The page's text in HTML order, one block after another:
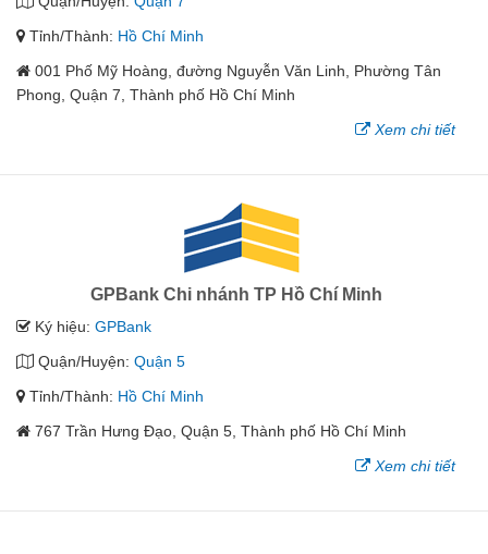
Tỉnh/Thành: Hồ Chí Minh
001 Phố Mỹ Hoàng, đường Nguyễn Văn Linh, Phường Tân
Phong, Quận 7, Thành phố Hồ Chí Minh
Xem chi tiết
GPBank Chi nhánh TP Hồ Chí Minh
Ký hiệu: GPBank
Quận/Huyện: Quận 5
Tỉnh/Thành: Hồ Chí Minh
767 Trần Hưng Đạo, Quận 5, Thành phố Hồ Chí Minh
Xem chi tiết